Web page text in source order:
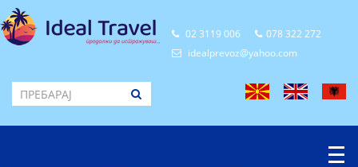
02 3119 006
078 322 272
idealprevoz@yahoo.com